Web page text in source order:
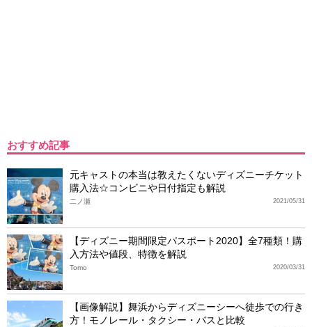
おすすめ記事
元キャストの本当は教えたくないディズニーチケット
購入法☆コンビニや日付指定も解説
2021/05/31
二ノ瀬
【ディズニー期間限定パスポート2020】全7種類！購
入方法や値段、特徴を解説
2020/03/31
Tomo
【画像解説】舞浜からディズニーシーへ徒歩での行き
方！モノレール・タクシー・バスと比較